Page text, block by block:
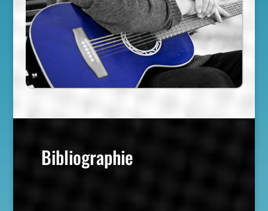
Bibliographie